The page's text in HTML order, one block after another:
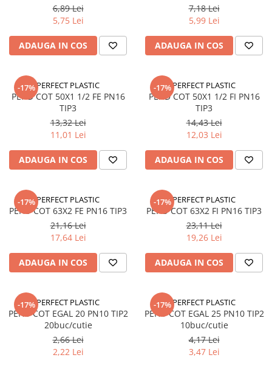
Amestecatoare electrice
Scule de mana
Surubelnite, clesti si chei
Dalti, spituri, leviere
Cuttere, cutite si foarfece
Accesorii si consumabile
Accesorii pentru polizare, slefuire
si frezare
Biti
Organizatoare
Accesorii unelte
Role abrazive
Instrumente de masurat si trasat
Nivele
Rulete
Suruburi, cuie, dibluri si alte
6,89 Lei
5,75 Lei
ADAUGA IN COS
7,18 Lei
5,99 Lei
ADAUGA IN COS
-17%PERFECT PLASTIC
PEHD COT 50X1 1/2 FE PN16
TIP3
13,32 Lei
11,01 Lei
ADAUGA IN COS
-17%PERFECT PLASTIC
PEHD COT 50X1 1/2 FI PN16
TIP3
14,43 Lei
12,03 Lei
ADAUGA IN COS
-17%PERFECT PLASTIC
PEHD COT 63X2 FE PN16 TIP3
21,16 Lei
17,64 Lei
ADAUGA IN COS
-17%PERFECT PLASTIC
PEHD COT 63X2 FI PN16 TIP3
23,11 Lei
19,26 Lei
ADAUGA IN COS
-17%PERFECT PLASTIC
PEHD COT EGAL 20 PN10 TIP2
20buc/cutie
2,66 Lei
2,22 Lei
-17%PERFECT PLASTIC
PEHD COT EGAL 25 PN10 TIP2
10buc/cutie
4,17 Lei
3,47 Lei